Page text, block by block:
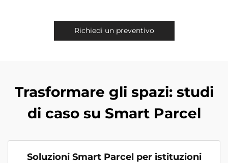
Richiedi un preventivo
Trasformare gli spazi: studi
di caso su Smart Parcel
Soluzioni Smart Parcel per istituzioni